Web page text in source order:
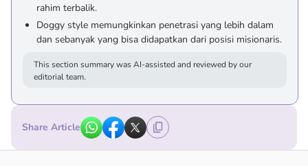
rahim terbalik.
Doggy style memungkinkan penetrasi yang lebih dalam
dan sebanyak yang bisa didapatkan dari posisi misionaris.
This section summary was AI-assisted and reviewed by our
editorial team.
Share Article